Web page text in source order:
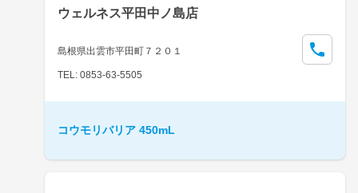
ウェルネス平田中ノ島店
島根県出雲市平田町７２０１
TEL: 0853-63-5505
コウモリバリア 450mL